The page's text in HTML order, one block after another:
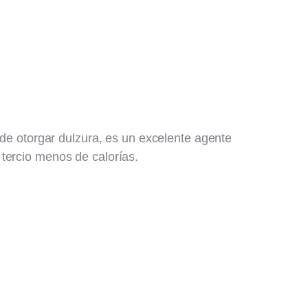
otorgar dulzura, es un excelente agente
menos de calorías.